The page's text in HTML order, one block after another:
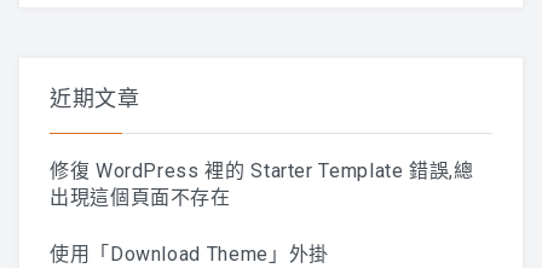
近期文章
修復 WordPress 裡的 Starter Template 錯誤,總
出現這個頁面不存在
使用「Download Theme」外掛